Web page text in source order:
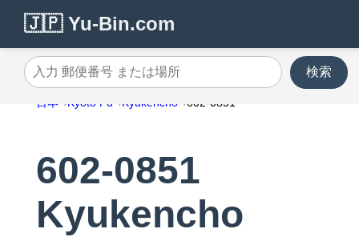
🇯🇵 Yu-Bin.com
入力 郵便番号 または場所
検索
日本 Kyoto Fu Kyukencho 602-0851
602-0851
Kyukencho